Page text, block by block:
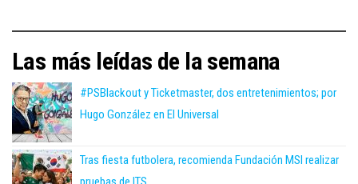
Las más leídas de la semana
#PSBlackout y Ticketmaster, dos entretenimientos; por
Hugo González en El Universal
Tras fiesta futbolera, recomienda Fundación MSI realizar